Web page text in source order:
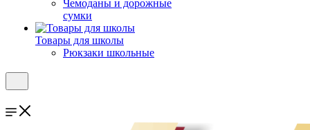
Чемоданы и дорожные
сумки
Товары для школы
Рюкзаки школьные